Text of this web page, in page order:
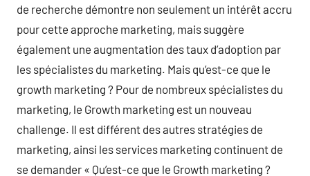
de recherche démontre non seulement un intérêt accru
pour cette approche marketing, mais suggère
également une augmentation des taux d’adoption par
les spécialistes du marketing. Mais qu’est-ce que le
growth marketing ? Pour de nombreux spécialistes du
marketing, le Growth marketing est un nouveau
challenge. Il est différent des autres stratégies de
marketing, ainsi les services marketing continuent de
se demander « Qu’est-ce que le Growth marketing ?